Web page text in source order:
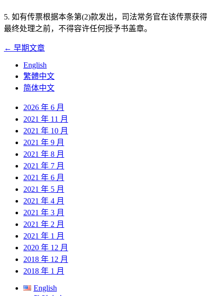
5. 如有传票根据本条第(2)款发出，司法常务官在该传票获得
最终处理之前，不得容许任何授予书盖章。
文
← 早期文章
English
繁體中文
简体中文
2026 年 6 月
2021 年 11 月
2021 年 10 月
2021 年 9 月
2021 年 8 月
2021 年 7 月
2021 年 6 月
2021 年 5 月
2021 年 4 月
2021 年 3 月
2021 年 2 月
2021 年 1 月
2020 年 12 月
2018 年 12 月
2018 年 1 月
English